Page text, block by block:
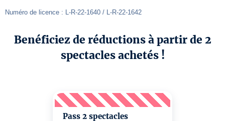
Numéro de licence : L-R-22-1640 / L-R-22-1642
Benéficiez de réductions à partir de 2
spectacles achetés !
Pass 2 spectacles